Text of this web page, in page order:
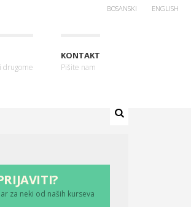
BOSANSKI ENGLISH
drugome
KONTAKT
Pišite nam
za neki od naših kurseva